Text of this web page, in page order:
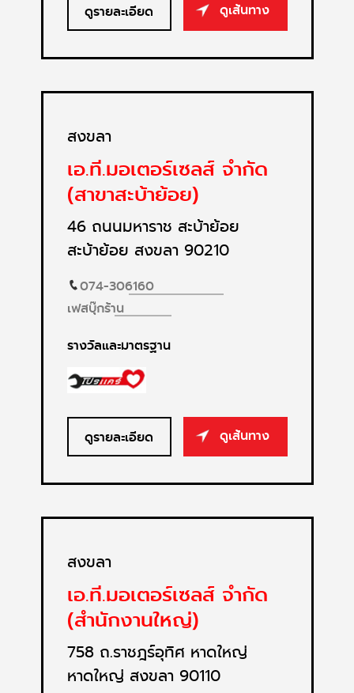
ดูรายละเอียด ดูเส้นทาง
สงขลา
เอ.ที.มอเตอร์เซลส์ จำกัด
(สาขาสะบ้าย้อย)
46 ถนนมหาราช สะบ้าย้อย
สะบ้าย้อย สงขลา 90210
074-306160
เฟสบุ๊กร้าน
รางวัลและมาตรฐาน
ดูรายละเอียด ดูเส้นทาง
สงขลา
เอ.ที.มอเตอร์เซลส์ จำกัด
(สำนักงานใหญ่)
758 ถ.ราชฎร์อุทิศ หาดใหญ่
หาดใหญ่ สงขลา 90110